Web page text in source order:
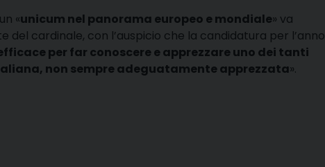
«unicum nel panorama europeo e mondiale» va
del cardinale, con l’auspicio che la candidatura per l’anno
per far conoscere e apprezzare uno dei tanti
non sempre adeguatamente apprezzata».